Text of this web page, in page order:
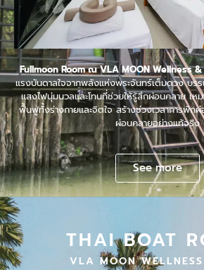
Fullmoon Room ณ VLA MOON Wellness &
แรงบันดาลใจจากพลังแห่งพระจันทร์เต็มดวง บร
แสงไฟนุ่มนวลและโทนที่ช่วยให้รู้สึกผ่อนคลาย เห
ฟื้นฟูทั้งร่างกายและจิตใจ สร้างช่วงเวลาการพัก
ผ่อนคลายอย่างแท้จริง
See more
THAI BOAT
VLA MOON